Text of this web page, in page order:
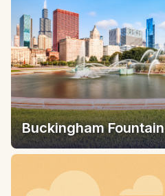
Buckingham Fountain